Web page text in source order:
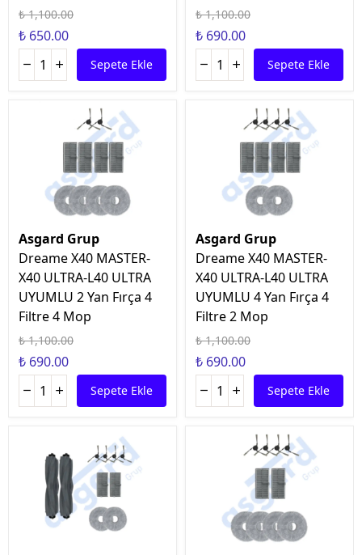
₺ 1,100.00
₺ 650.00
Sepete Ekle
₺ 1,100.00
₺ 690.00
Sepete Ekle
Asgard Grup
Dreame X40 MASTER-
X40 ULTRA-L40 ULTRA
UYUMLU 2 Yan Fırça 4
Filtre 4 Mop
₺ 1,100.00
₺ 690.00
Sepete Ekle
Asgard Grup
Dreame X40 MASTER-
X40 ULTRA-L40 ULTRA
UYUMLU 4 Yan Fırça 4
Filtre 2 Mop
₺ 1,100.00
₺ 690.00
Sepete Ekle